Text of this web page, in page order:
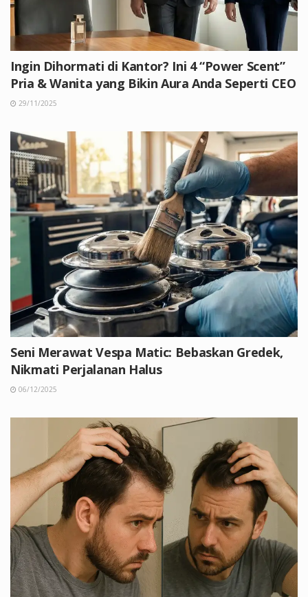
Ingin Dihormati di Kantor? Ini 4 “Power Scent”
Pria & Wanita yang Bikin Aura Anda Seperti CEO
29/11/2025
Seni Merawat Vespa Matic: Bebaskan Gredek,
Nikmati Perjalanan Halus
06/12/2025